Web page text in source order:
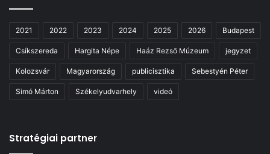
2021 2022 2023 2024 2025 2026 Budapest
Csíkszereda Hargita Népe Haáz Rezső Múzeum jegyzet
Kolozsvár Magyarország publicisztika Sebestyén Péter
Simó Márton Székelyudvarhely videó
Stratégiai partner